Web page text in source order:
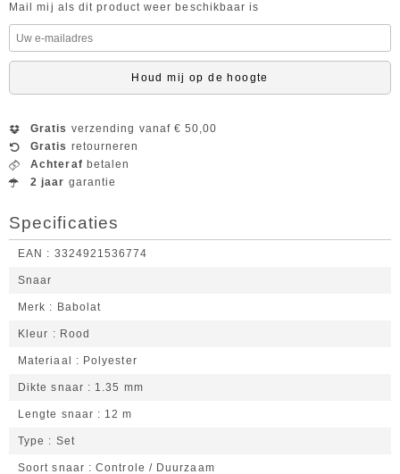
Mail mij als dit product weer beschikbaar is
Houd mij op de hoogte
Gratis verzending vanaf € 50,00
Gratis retourneren
Achteraf betalen
2 jaar garantie
Specificaties
EAN 3324921536774
Snaar
Merk Babolat
Kleur Rood
Materiaal Polyester
Dikte snaar 1.35 mm
Lengte snaar 12 m
Type Set
Soort snaar Controle / Duurzaam